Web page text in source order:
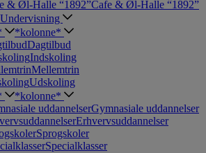
& Øl-Halle “1892”Cafe & Øl-Halle “1892”
Undervisning
*kolonne*
Dagtilbud
Indskoling
Mellemtrin
Udskoling
*kolonne*
uddannelserGymnasiale uddannelser
Erhvervsuddannelser
Sprogskoler
Specialklasser